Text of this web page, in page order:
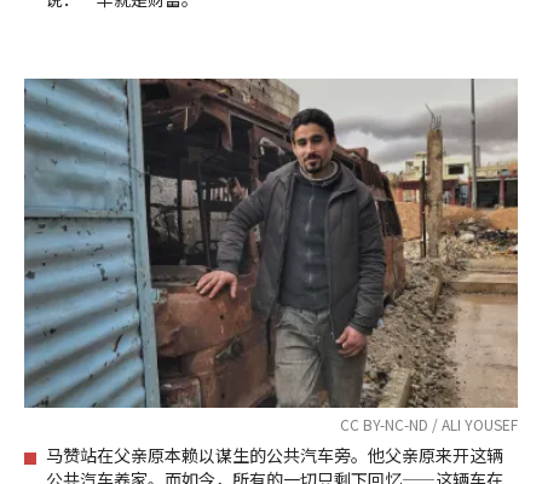
CC BY-NC-ND / ALI YOUSEF
马赞站在父亲原本赖以谋生的公共汽车旁。他父亲原来开这辆
公共汽车养家。而如今，所有的一切只剩下回忆——这辆车在